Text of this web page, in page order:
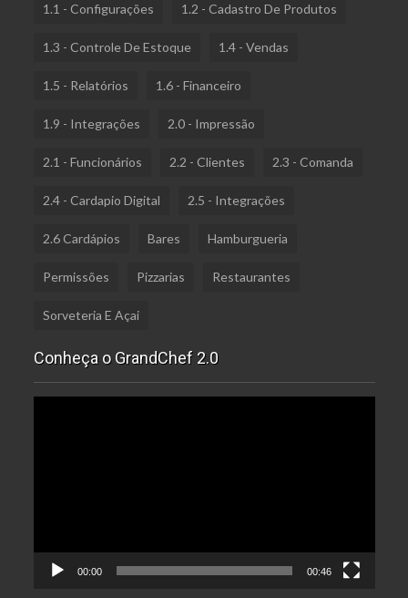
1.1 - Configurações 1.2 - Cadastro De Produtos
1.3 - Controle De Estoque 1.4 - Vendas
1.5 - Relatórios 1.6 - Financeiro
1.9 - Integrações 2.0 - Impressão
2.1 - Funcionários 2.2 - Clientes 2.3 - Comanda
2.4 - Cardapio Digital 2.5 - Integrações
2.6 Cardápios Bares Hamburgueria
Permissões Pizzarias Restaurantes
Sorveteria E Açai
Conheça o GrandChef 2.0
00:00 00:46